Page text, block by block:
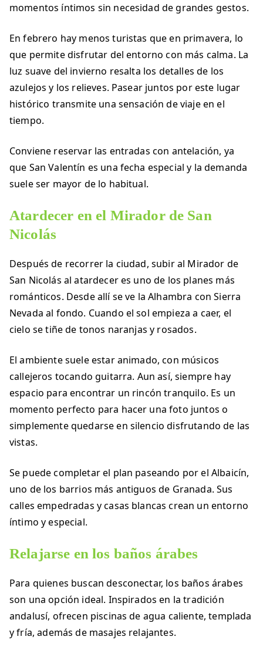
momentos íntimos sin necesidad de grandes gestos.
En febrero hay menos turistas que en primavera, lo
que permite disfrutar del entorno con más calma. La
luz suave del invierno resalta los detalles de los
azulejos y los relieves. Pasear juntos por este lugar
histórico transmite una sensación de viaje en el
tiempo.
Conviene reservar las entradas con antelación, ya
que San Valentín es una fecha especial y la demanda
suele ser mayor de lo habitual.
Atardecer en el Mirador de San
Nicolás
Después de recorrer la ciudad, subir al Mirador de
San Nicolás al atardecer es uno de los planes más
románticos. Desde allí se ve la Alhambra con Sierra
Nevada al fondo. Cuando el sol empieza a caer, el
cielo se tiñe de tonos naranjas y rosados.
El ambiente suele estar animado, con músicos
callejeros tocando guitarra. Aun así, siempre hay
espacio para encontrar un rincón tranquilo. Es un
momento perfecto para hacer una foto juntos o
simplemente quedarse en silencio disfrutando de las
vistas.
Se puede completar el plan paseando por el Albaicín,
uno de los barrios más antiguos de Granada. Sus
calles empedradas y casas blancas crean un entorno
íntimo y especial.
Relajarse en los baños árabes
Para quienes buscan desconectar, los baños árabes
son una opción ideal. Inspirados en la tradición
andalusí, ofrecen piscinas de agua caliente, templada
y fría, además de masajes relajantes.